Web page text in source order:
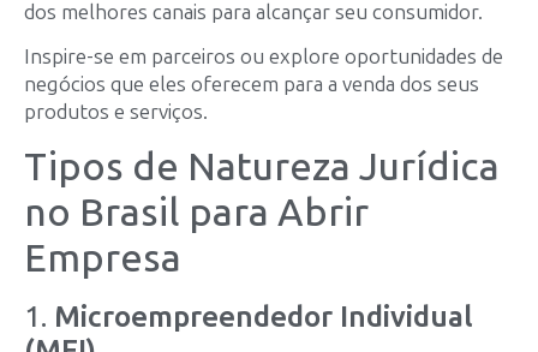
dos melhores canais para alcançar seu consumidor.
Inspire-se em parceiros ou explore oportunidades de
negócios que eles oferecem para a venda dos seus
produtos e serviços.
Tipos de Natureza Jurídica
no Brasil para Abrir
Empresa
1. Microempreendedor Individual